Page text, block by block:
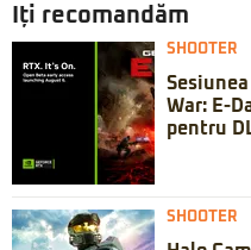
Iți recomandăm
SHOOTER
War: E-
pentru
SHOOTER